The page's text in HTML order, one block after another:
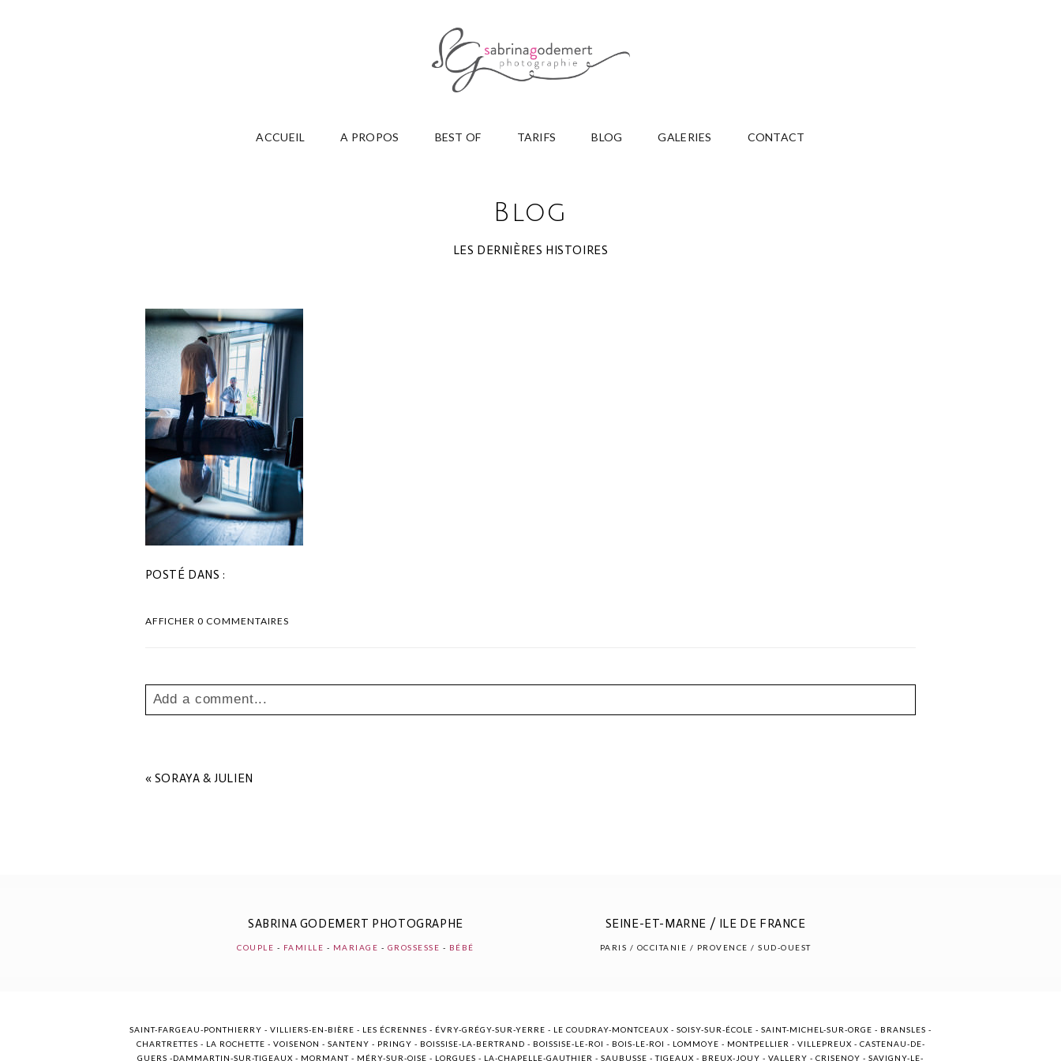
ACCUEIL A PROPOS BEST OF TARIFS BLOG GALERIES CONTACT
Blog
LES DERNIÈRES HISTOIRES
POSTÉ DANS :
AFFICHER0 COMMENTAIRES
Add a comment...
« SORAYA & JULIEN
SABRINA GODEMERT PHOTOGRAPHE
COUPLE - FAMILLE - MARIAGE - GROSSESSE - BÉBÉ
SEINE-ET-MARNE / ILE DE FRANCE
PARIS / OCCITANIE / PROVENCE / SUD-OUEST
SAINT-FARGEAU-PONTHIERRY - VILLIERS-EN-BIÈRE - LES ÉCRENNES - ÉVRY-GRÉGY-SUR-YERRE - LE COUDRAY-MONTCEAUX - SOISY-SUR-ÉCOLE - SAINT-MICHEL-SUR-ORGE - BRANSLES -
CHARTRETTES - LA ROCHETTE - VOISENON - SANTENY - PRINGY - BOISSISE-LA-BERTRAND - BOISSISE-LE-ROI - BOIS-LE-ROI - LOMMOYE - MONTPELLIER - VILLEPREUX - CASTENAU-DE-
GUERS -DAMMARTIN-SUR-TIGEAUX - MORMANT - MÉRY-SUR-OISE - LORGUES - LA-CHAPELLE-GAUTHIER - SAUBUSSE - TIGEAUX - BREUX-JOUY - VALLERY - CRISENOY - SAVIGNY-LE-